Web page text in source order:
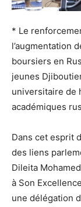
* Le
l’augmentation
boursiers en
jeunes
universitaire de
académiques
Dans cet esprit
des liens
Dileita
à Son
une délégation